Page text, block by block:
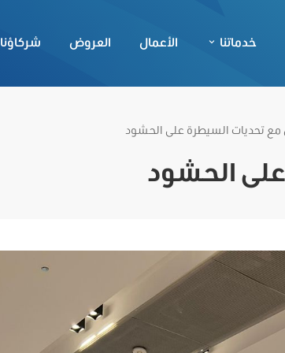
خدماتنا الأعمال العروض شركاؤنا
مع تحديات السيطرة على الحشود
الحشود